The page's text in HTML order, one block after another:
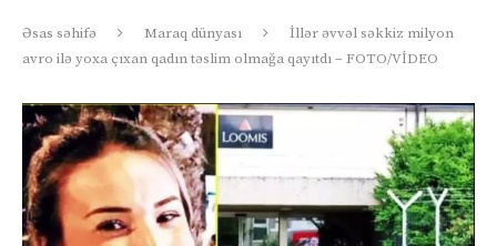
Əsas səhifə Maraq dünyası
İllər əvvəl səkkiz milyon
avro ilə yoxa çıxan qadın təslim olmağa qayıtdı – FOTO/VİDEO